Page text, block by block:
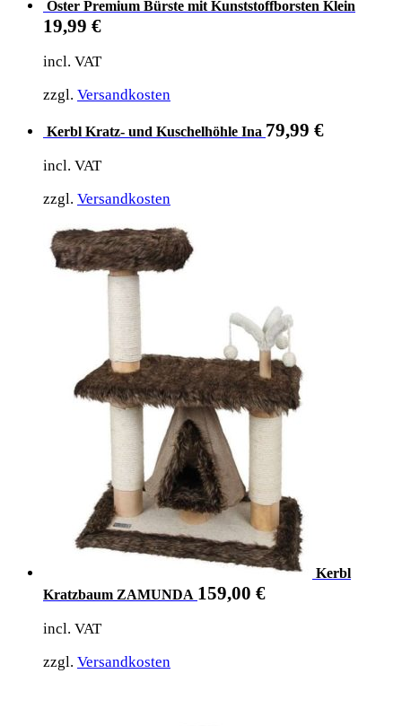
Oster Premium Bürste mit Kunststoffborsten Klein
19,99 €
incl. VAT
zzgl. Versandkosten
Kerbl Kratz- und Kuschelhöhle Ina 79,99 €
incl. VAT
zzgl. Versandkosten
Kerbl
Kratzbaum ZAMUNDA 159,00 €
incl. VAT
zzgl. Versandkosten